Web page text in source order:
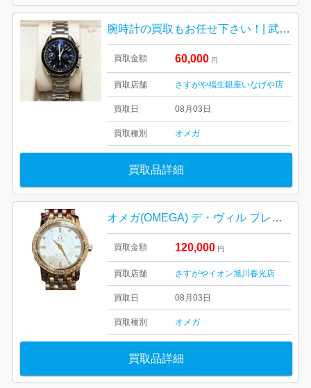
腕時計の買取もお任せ下さい！| 武蔵村山市本町| オメガメンズ腕時計
買取金額 60,000 円
買取店舗 さすがや福生銀座いなげや店
買取日 08月03日
買取種別 オメガ
買取品詳細
オメガ(OMEGA) デ・ヴィル プレステージ ベゼルダイヤ ホワイトシェル クォーツ レディース 腕時計 4375.75
買取金額 120,000 円
買取店舗 さすがやイオン旭川春光店
買取日 08月03日
買取種別 オメガ
買取品詳細